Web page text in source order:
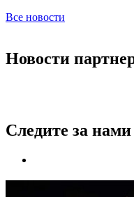
Все новости
Новости
Следите за нами